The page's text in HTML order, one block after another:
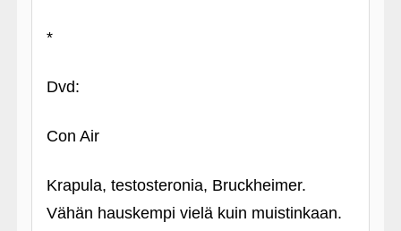
*
Dvd:
Con Air
Krapula, testosteronia, Bruckheimer.
Vähän hauskempi vielä kuin muistinkaan.